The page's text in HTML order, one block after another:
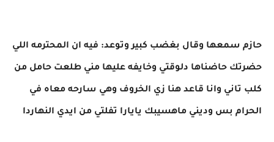
حازم سمعها وقال بغضب كبير وتوعد: فيه ان المحترمه اللي
حضرتك حاضناها دلوقتي وخايفه عليها مني طلعت حامل من
كلب تاني وانا قاعد هنا زي الخروف وهي سارحه معاه في
الحرام بس وديني ماهسيبك يايارا تفلتي من ايدي النهاردا